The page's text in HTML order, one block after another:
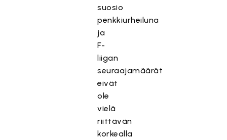
suosio
penkkiurheiluna
ja
F-
liigan
seuraajamäärät
eivät
ole
vielä
riittävän
korkealla